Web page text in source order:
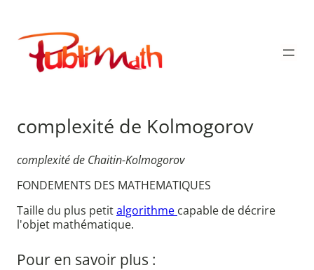
contenu
Publimath
complexité de Kolmogorov
complexité de Chaitin-Kolmogorov
FONDEMENTS DES MATHEMATIQUES
Taille du plus petitalgorithme capable de décrire
l'objet mathématique.
Pour en savoir plus :